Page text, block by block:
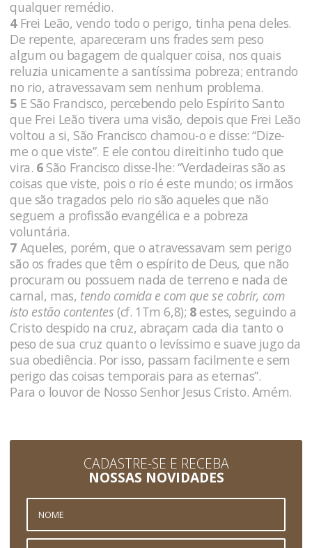
qualquer remédio.
4 Frei Leão, vendo todo o perigo, tinha pena deles.
De repente, apareceram uns frades sem peso
algum ou bagagem de qualquer coisa, nos quais
reluzia unica­mente a santíssima pobreza; entrando
no rio, atravessavam sem nenhum problema.
5 E São Francisco, percebendo pelo Espírito Santo
que Frei Leão tivera uma visão, depois que Frei Leão
voltou a si, São Fran­cisco chamou-o e disse: “Dize-
me o que viste”. E ele contou direitinho tudo que
vira. 6São Francisco disse-lhe: “Verdadeiras são as
coisas que viste, pois o rio é este mundo; os irmãos
que são tragados pelo rio são aqueles que não
seguem a profissão evangélica e a pobre­za
voluntária.
7 Aqueles, porém, que o atravessavam sem perigo
são os frades que têm o espírito de Deus, que não
procuram ou pos­suem nada de terreno e nada de
carnal, mas, tendo comida e com que se cobrir, com
isto estão contentes (cf. 1Tm 6,8); 8estes, seguin­do a
Cristo despido na cruz, abraçam cada dia tanto o
peso de sua cruz quanto o levíssimo e suave jugo da
sua obediência. Por isso, passam facilmente e sem
perigo das coisas temporais para as eternas”.
Para o louvor de Nosso Senhor Jesus Cristo. Amém.
CADASTRE-SE E RECEBA
NOSSAS NOVIDADES